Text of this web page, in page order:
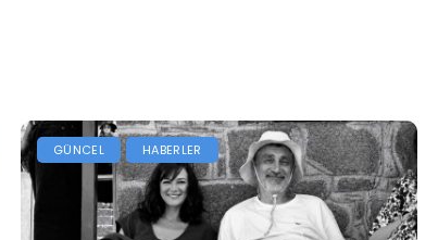
GÜNCEL HABERLER